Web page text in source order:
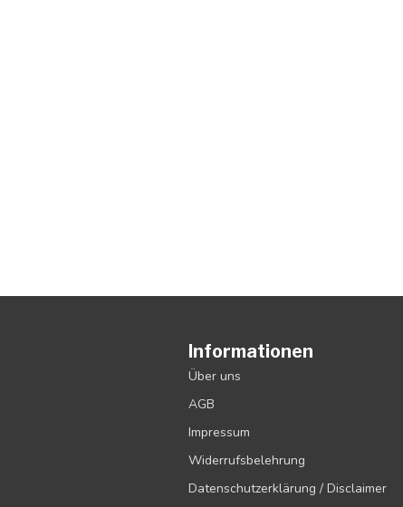
Informationen
Über uns
AGB
Impressum
Widerrufsbelehrung
Datenschutzerklärung / Disclaimer